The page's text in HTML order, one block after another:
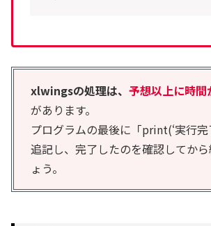
xlwingsの処理は、 予想以上に時間
があります。
プログラムの最後に「print(‘実行完
追記し、完了したのを確認してか
ょう。